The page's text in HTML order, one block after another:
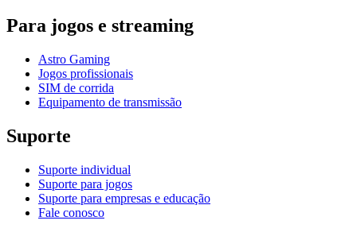
Para jogos e streaming
Astro Gaming
Jogos profissionais
SIM de corrida
Equipamento de transmissão
Suporte
Suporte individual
Suporte para jogos
Suporte para empresas e educação
Fale conosco